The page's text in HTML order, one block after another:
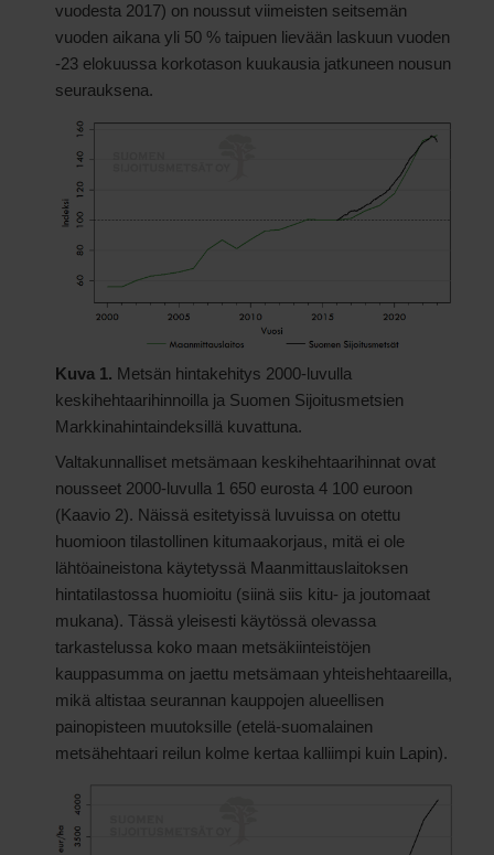
vuodesta 2017) on noussut viimeisten seitsemän
vuoden aikana yli 50 % taipuen lievään laskuun vuoden
-23 elokuussa korkotason kuukausia jatkuneen nousun
seurauksena.
Kuva 1. Metsän hintakehitys 2000-luvulla
keskihehtaarihinnoilla ja Suomen Sijoitusmetsien
Markkinahintaindeksillä kuvattuna.
Valtakunnalliset metsämaan keskihehtaarihinnat ovat
nousseet 2000-luvulla 1 650 eurosta 4 100 euroon
(Kaavio 2). Näissä esitetyissä luvuissa on otettu
huomioon tilastollinen kitumaakorjaus, mitä ei ole
lähtöaineistona käytetyssä Maanmittauslaitoksen
hintatilastossa huomioitu (siinä siis kitu- ja joutomaat
mukana). Tässä yleisesti käytössä olevassa
tarkastelussa koko maan metsäkiinteistöjen
kauppasumma on jaettu metsämaan yhteishehtaareilla,
mikä altistaa seurannan kauppojen alueellisen
painopisteen muutoksille (etelä-suomalainen
metsähehtaari reilun kolme kertaa kalliimpi kuin Lapin).